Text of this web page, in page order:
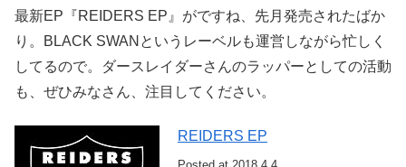
最新EP『REIDERS EP』がですね、先月発売されたばか
り。BLACK SWANというレーベルも運営しながら忙しく
してるので。ダースレイダーさんのラッパーとしての活動
も、ぜひみなさん、注目してください。
REIDERS EP